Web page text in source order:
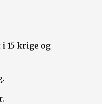
15 krige og